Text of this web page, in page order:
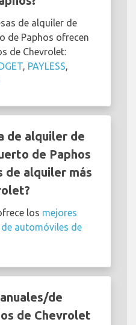
de alquiler de
de Paphos ofrecen
de Chevrolet:
PAYLESS
de alquiler de
de Paphos
de alquiler más
los mejores
automóviles de
de
de Chevrolet